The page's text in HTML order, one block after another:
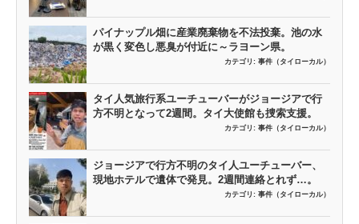
パイナップル畑に産業廃棄物を不法投棄。池の水
が黒く変色し悪臭が付近に～ラヨーン県。
カテゴリ: 事件（タイローカル）
タイ人気旅行系ユーチューバーがジョージアで行
方不明となって2週間。タイ大使館も捜索支援。
カテゴリ: 事件（タイローカル）
ジョージアで行方不明のタイ人ユーチューバー、
現地ホテルで遺体で発見。2週間連絡とれず…。
カテゴリ: 事件（タイローカル）